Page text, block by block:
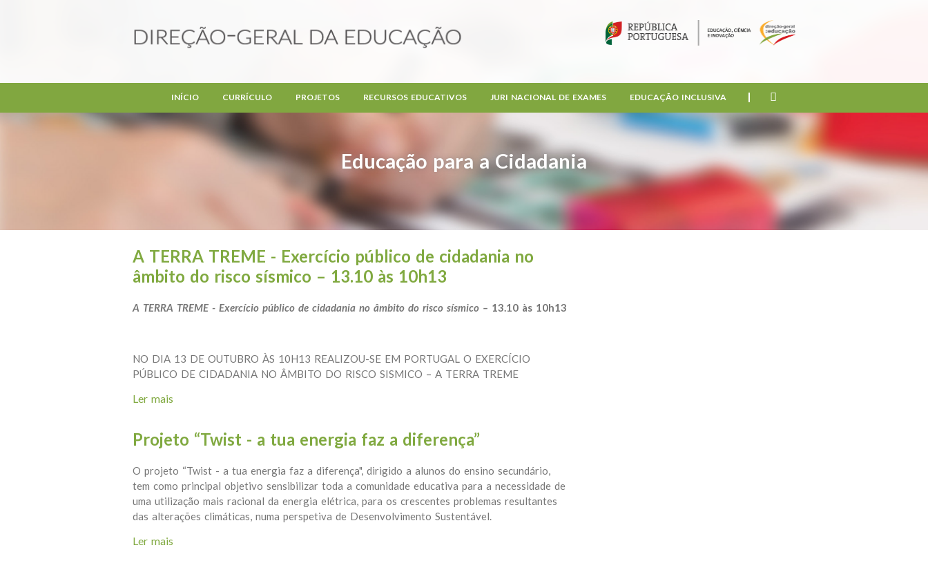
Educação para a Cidadania
INÍCIO CURRÍCULO PROJETOS RECURSOS EDUCATIVOS JURI NACIONAL DE EXAMES EDUCAÇÃO INCLUSIVA
A TERRA TREME - Exercício público de cidadania no
âmbito do risco sísmico – 13.10 às 10h13
A TERRA TREME - Exercício público de cidadania no âmbito do risco sísmico – 13.10 às 10h13
NO DIA 13 DE OUTUBRO ÀS 10H13 REALIZOU-SE EM PORTUGAL O EXERCÍCIO
PÚBLICO DE CIDADANIA NO ÂMBITO DO RISCO SISMICO – A TERRA TREME
Ler mais
Projeto “Twist - a tua energia faz a diferença”
O projeto “Twist - a tua energia faz a diferença", dirigido a alunos do ensino secundário,
tem como principal objetivo sensibilizar toda a comunidade educativa para a necessidade de
uma utilização mais racional da energia elétrica, para os crescentes problemas resultantes
das alterações climáticas, numa perspetiva de Desenvolvimento Sustentável.
Ler mais